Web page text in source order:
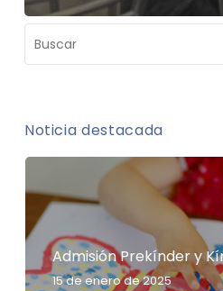
Noticia destacada
Admisión Prekínder y
15 de enero de 2025